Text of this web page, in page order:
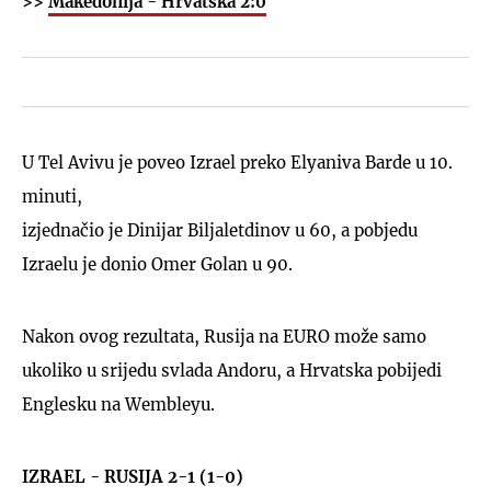
U Tel Avivu je poveo Izrael preko Elyaniva Barde u 10.
minuti,
izjednačio je Dinijar Biljaletdinov u 60, a pobjedu
Izraelu je donio Omer Golan u 90.
Nakon ovog rezultata, Rusija na EURO može samo
ukoliko u srijedu svlada Andoru, a Hrvatska pobijedi
Englesku na Wembleyu.
IZRAEL - RUSIJA 2-1 (1-0)